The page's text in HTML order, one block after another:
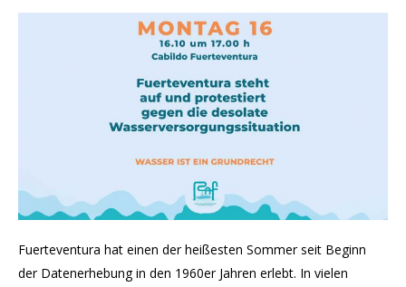
Fuerteventura hat einen der heißesten Sommer seit Beginn
der Datenerhebung in den 1960er Jahren erlebt. In vielen